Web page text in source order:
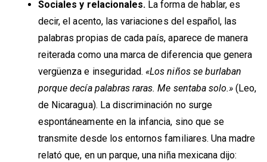
Sociales y relacionales. La forma de hablar, es
decir, el acento, las variaciones del español, las
palabras propias de cada país, aparece de manera
reiterada como una marca de diferencia que genera
vergüenza e inseguridad.«Los niños se burlaban
porque decía palabras raras. Me sentaba solo.» (Leo,
de Nicaragua). La discriminación no surge
espontáneamente en la infancia, sino que se
transmite desde los entornos familiares. Una madre
relató que, en un parque, una niña mexicana dijo: